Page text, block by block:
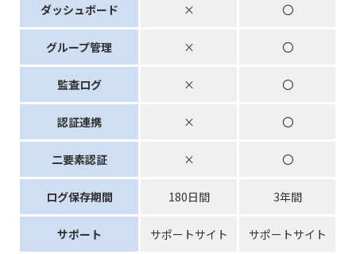
ダッシュボード × 〇
グループ管理 × 〇
監査ログ × 〇
認証連携 × 〇
二要素認証 × 〇
ログ保存期間 180日間 3年間
サポート サポートサイト サポートサイト